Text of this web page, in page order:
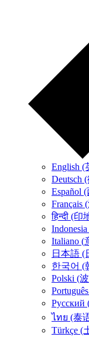
English (
Deutsch
Español
Français
हिन्दी (印
Italiano (
日本語 (
한국어 (
Polski (
Русский
ไทย (泰
Türkçe (